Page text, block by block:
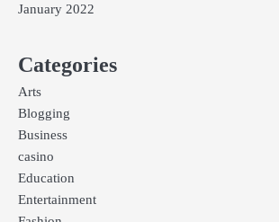
January 2022
Categories
Arts
Blogging
Business
casino
Education
Entertainment